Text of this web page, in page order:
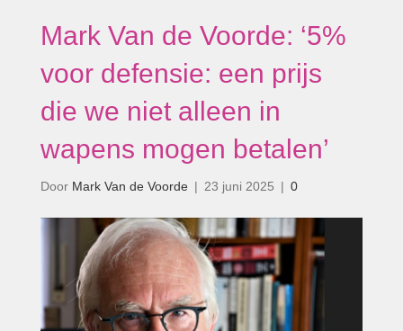
Mark Van de Voorde: ‘5%
voor defensie: een prijs
die we niet alleen in
wapens mogen betalen’
Door Mark Van de Voorde | 23 juni 2025 | 0